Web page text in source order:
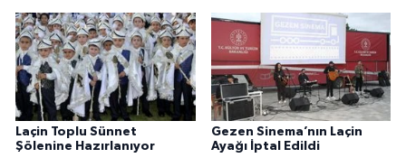
Laçin Toplu Sünnet
Şölenine Hazırlanıyor
Gezen Sinema’nın Laçin
Ayağı İptal Edildi